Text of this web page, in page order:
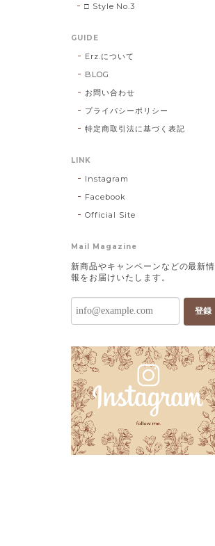
□ Style No.3
GUIDE
Erz.について
BLOG
お問い合わせ
プライバシーポリシー
特定商取引法に基づく表記
LINK
Instagram
Facebook
Official Site
Mail Magazine
新商品やキャンペーンなどの最新情
報をお届けいたします。
登録